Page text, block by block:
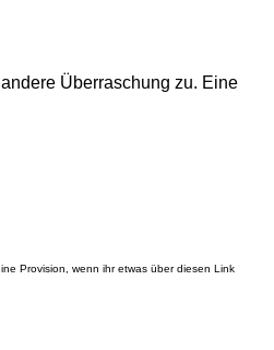
Überraschung zu. Eine
Provision, wenn ihr etwas über diesen Link